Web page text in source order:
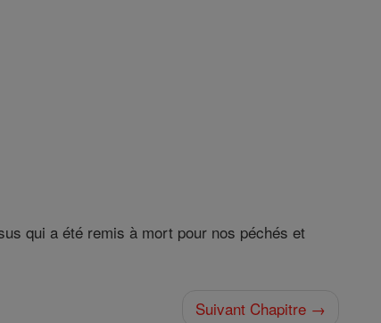
qui a été remis à mort pour nos péchés et
Suivant Chapitre →